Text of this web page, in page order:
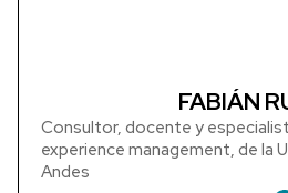
FABIÁN
Consultor, docente y
experience management, de la
Andes